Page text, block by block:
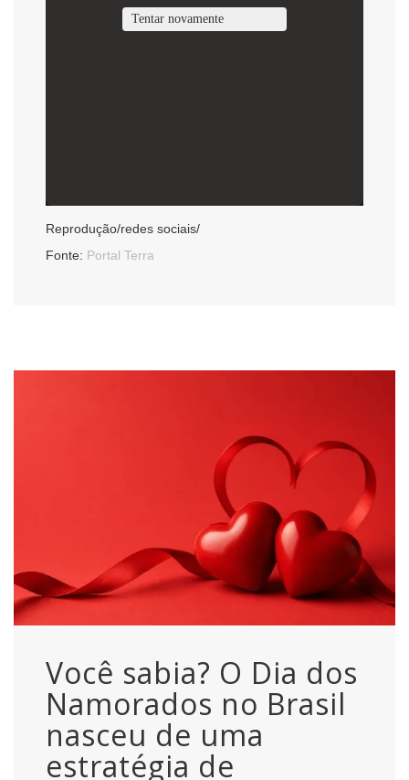
Reprodução/redes sociais/
Fonte: Portal Terra
Você sabia? O Dia dos
Namorados no Brasil
nasceu de uma
estratégia de